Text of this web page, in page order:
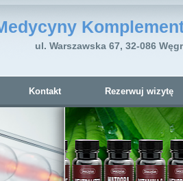
Kontakt Rezerwuj wizytę
ul. Warszawska 67, 32-086